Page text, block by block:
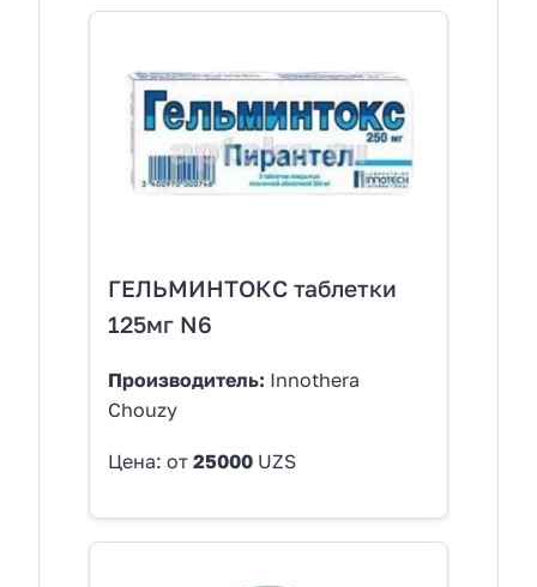
ГЕЛЬМИНТОКС таблетки
125мг N6
Производитель: Innothera
Chouzy
Цена: от 25000 UZS